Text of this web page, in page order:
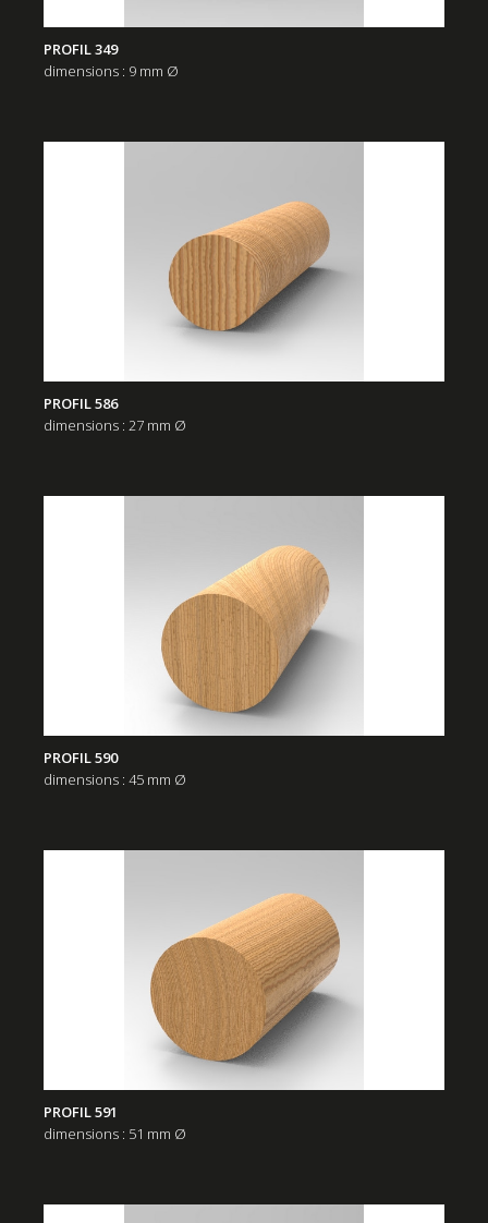
PROFIL 349
dimensions : 9 mm Ø
PROFIL 586
dimensions : 27 mm Ø
PROFIL 590
dimensions : 45 mm Ø
PROFIL 591
dimensions : 51 mm Ø